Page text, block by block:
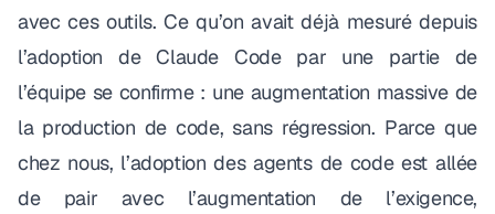
avec ces outils. Ce qu’on avait déjà mesuré depuis
l’adoption de Claude Code par une partie de
l’équipe se confirme : une augmentation massive de
la production de code, sans régression. Parce que
chez nous, l’adoption des agents de code est allée
de pair avec l’augmentation de l’exigence,